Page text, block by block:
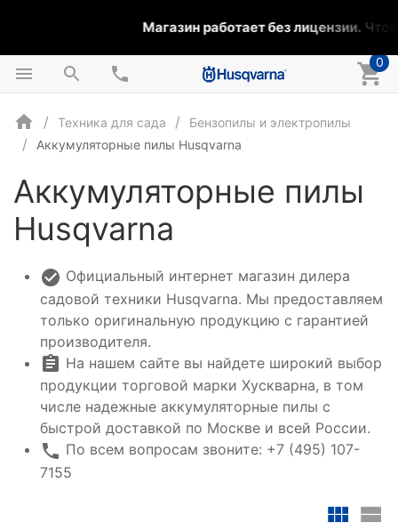
Магазин работает без лицензии.
0
Техника для сада
Бензопилы и электропилы
Аккумуляторные пилы Husqvarna
Аккумуляторные пилы
Husqvarna
Официальный интернет магазин дилера
садовой техники Husqvarna. Мы предоставляем
только оригинальную продукцию с гарантией
производителя.
На нашем сайте вы найдете широкий выбор
продукции торговой марки Хускварна, в том
числе надежные аккумуляторные пилы с
быстрой доставкой по Москве и всей России.
По всем вопросам звоните: +7 (495) 107-
7155